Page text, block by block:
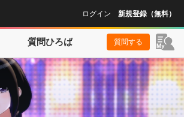
ログイン 新規登録（無料）
質問ひろば 質問する